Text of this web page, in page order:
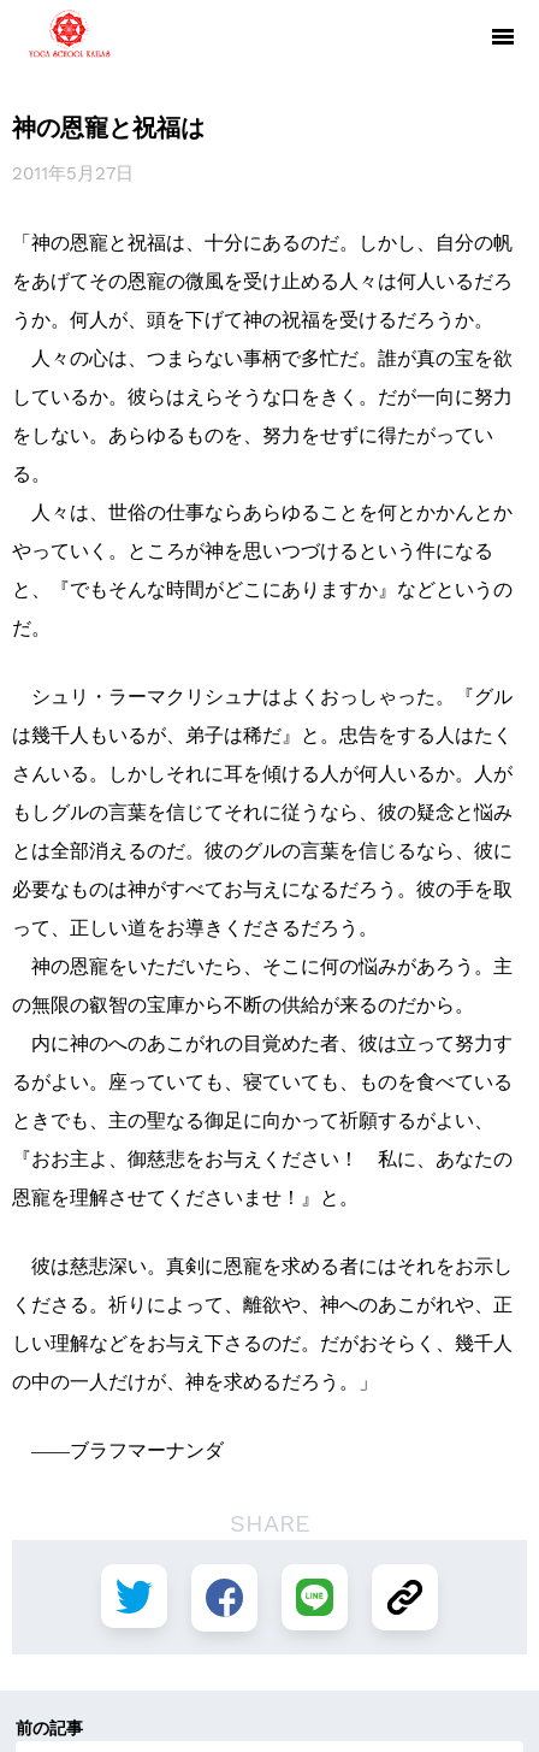
神の恩寵と祝福は
2011年5月27日
「神の恩寵と祝福は、十分にあるのだ。しかし、自分の帆
をあげてその恩寵の微風を受け止める人々は何人いるだろ
うか。何人が、頭を下げて神の祝福を受けるだろうか。
人々の心は、つまらない事柄で多忙だ。誰が真の宝を欲
しているか。彼らはえらそうな口をきく。だが一向に努力
をしない。あらゆるものを、努力をせずに得たがってい
る。
人々は、世俗の仕事ならあらゆることを何とかかんとか
やっていく。ところが神を思いつづけるという件になる
と、『でもそんな時間がどこにありますか』などというの
だ。
シュリ・ラーマクリシュナはよくおっしゃった。『グル
は幾千人もいるが、弟子は稀だ』と。忠告をする人はたく
さんいる。しかしそれに耳を傾ける人が何人いるか。人が
もしグルの言葉を信じてそれに従うなら、彼の疑念と悩み
とは全部消えるのだ。彼のグルの言葉を信じるなら、彼に
必要なものは神がすべてお与えになるだろう。彼の手を取
って、正しい道をお導きくださるだろう。
神の恩寵をいただいたら、そこに何の悩みがあろう。主
の無限の叡智の宝庫から不断の供給が来るのだから。
内に神のへのあこがれの目覚めた者、彼は立って努力す
るがよい。座っていても、寝ていても、ものを食べている
ときでも、主の聖なる御足に向かって祈願するがよい、
『おお主よ、御慈悲をお与えください！ 私に、あなたの
恩寵を理解させてくださいませ！』と。
彼は慈悲深い。真剣に恩寵を求める者にはそれをお示し
くださる。祈りによって、離欲や、神へのあこがれや、正
しい理解などをお与え下さるのだ。だがおそらく、幾千人
の中の一人だけが、神を求めるだろう。」
――ブラフマーナンダ
SHARE
前の記事